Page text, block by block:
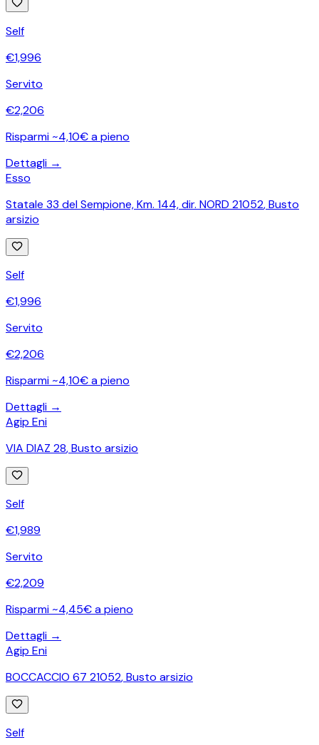
Self
€1,996
Servito
€2,206
Risparmi ~4,10€ a pieno
Dettagli →
Esso
Statale 33 del Sempione, Km. 144, dir. NORD 21052,Busto
arsizio
Self
€1,996
Servito
€2,206
Risparmi ~4,10€ a pieno
Dettagli →
Agip Eni
VIA DIAZ 28,Busto arsizio
Self
€1,989
Servito
€2,209
Risparmi ~4,45€ a pieno
Dettagli →
Agip Eni
BOCCACCIO 67 21052,Busto arsizio
Self